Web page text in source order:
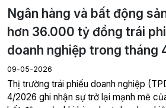
Ngân hàng và bất động
hơn 36.000 tỷ đồng trái
doanh nghiệp trong tháng
09-05-2026
Thị trường trái phiếu doanh nghiệp
4/2026 ghi nhận sự trở lại mạnh mẽ